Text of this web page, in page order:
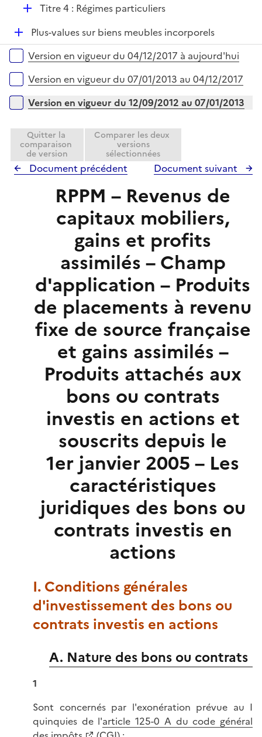
r
l
e
D
p
l
i
e
Titre 4 : Régimes particuliers
D
é
p
e
Plus-values sur biens meubles incorporels
Versions sur la période
Version en vigueur du 04/12/2017 à aujourd'hui
Version en vigueur du 07/01/2013 au 04/12/2017
Version en vigueur du 12/09/2012 au 07/01/2013
Quitter la
comparaison
de version
Comparer les deux
versions
sélectionnées
Document précédent Document suivant
RPPM – Revenus de
capitaux mobiliers,
gains et profits
assimilés – Champ
d'application – Produits
de placements à revenu
fixe de source française
et gains assimilés –
Produits attachés aux
bons ou contrats
investis en actions et
souscrits depuis le
1er janvier 2005 – Les
caractéristiques
juridiques des bons ou
contrats investis en
actions
I. Conditions générales
d'investissement des bons ou
contrats investis en actions
A. Nature des bons ou contrats
1
Sont concernés par l'exonération prévue au I
quinquies de l'article 125-0 A du code général